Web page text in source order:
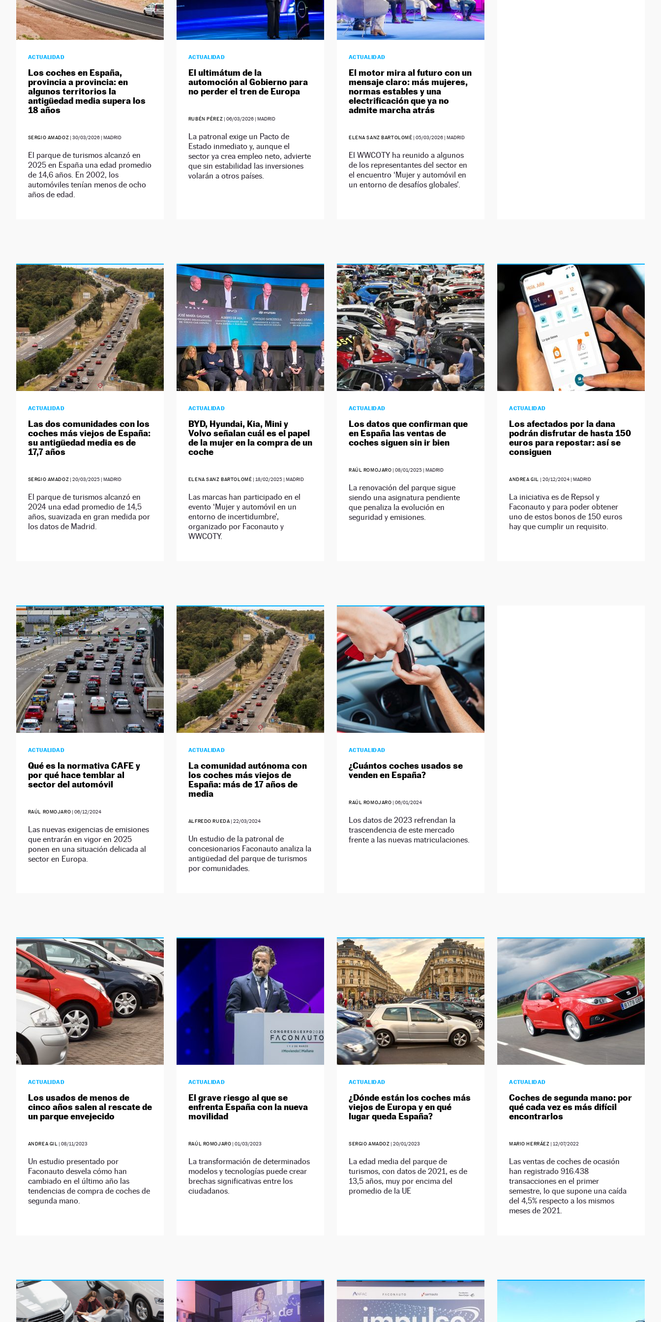
ACTUALIDAD
Los coches en España,
provincia a provincia: en
algunos territorios la
antigüedad media supera los
18 años
SERGIO AMADOZ |30/03/2026 | MADRID
El parque de turismos alcanzó en
2025 en España una edad promedio
de 14,6 años. En 2002, los
automóviles tenían menos de ocho
años de edad.
ACTUALIDAD
El ultimátum de la
automoción al Gobierno para
no perder el tren de Europa
RUBÉN PÉREZ |06/03/2026 | MADRID
La patronal exige un Pacto de
Estado inmediato y, aunque el
sector ya crea empleo neto, advierte
que sin estabilidad las inversiones
volarán a otros países.
ACTUALIDAD
El motor mira al futuro con un
mensaje claro: más mujeres,
normas estables y una
electrificación que ya no
admite marcha atrás
ELENA SANZ BARTOLOMÉ |05/03/2026 | MADRID
El WWCOTY ha reunido a algunos
de los representantes del sector en
el encuentro ‘Mujer y automóvil en
un entorno de desafíos globales’.
ACTUALIDAD
Las dos comunidades con los
coches más viejos de España:
su antigüedad media es de
17,7 años
SERGIO AMADOZ |20/03/2025 | MADRID
El parque de turismos alcanzó en
2024 una edad promedio de 14,5
años, suavizada en gran medida por
los datos de Madrid.
ACTUALIDAD
BYD, Hyundai, Kia, Mini y
Volvo señalan cuál es el papel
de la mujer en la compra de un
coche
ELENA SANZ BARTOLOMÉ | 18/02/2025 | MADRID
Las marcas han participado en el
evento ‘Mujer y automóvil en un
entorno de incertidumbre’,
organizado por Faconauto y
WWCOTY.
ACTUALIDAD
Los datos que confirman que
en España las ventas de
coches siguen sin ir bien
RAÚL ROMOJARO |08/01/2025 | MADRID
La renovación del parque sigue
siendo una asignatura pendiente
que penaliza la evolución en
seguridad y emisiones.
ACTUALIDAD
Los afectados por la dana
podrán disfrutar de hasta 150
euros para repostar: así se
consiguen
ANDREA GIL | 20/12/2024| MADRID
La iniciativa es de Repsol y
Faconauto y para poder obtener
uno de estos bonos de 150 euros
hay que cumplir un requisito.
ACTUALIDAD
Qué es la normativa CAFE y
por qué hace temblar al
sector del automóvil
RAÚL ROMOJARO |06/12/2024
Las nuevas exigencias de emisiones
que entrarán en vigor en 2025
ponen en una situación delicada al
sector en Europa.
ACTUALIDAD
La comunidad autónoma con
los coches más viejos de
España: más de 17 años de
media
ALFREDO RUEDA |22/03/2024
Un estudio de la patronal de
concesionarios Faconauto analiza la
antigüedad del parque de turismos
por comunidades.
ACTUALIDAD
¿Cuántos coches usados se
venden en España?
RAÚL ROMOJARO |06/01/2024
Los datos de 2023 refrendan la
trascendencia de este mercado
frente a las nuevas matriculaciones.
ACTUALIDAD
Los usados de menos de
cinco años salen al rescate de
un parque envejecido
ANDREA GIL |08/11/2023
Un estudio presentado por
Faconauto desvela cómo han
cambiado en el último año las
tendencias de compra de coches de
segunda mano.
ACTUALIDAD
El grave riesgo al que se
enfrenta España con la nueva
movilidad
RAÚL ROMOJARO |01/03/2023
La transformación de determinados
modelos y tecnologías puede crear
brechas significativas entre los
ciudadanos.
ACTUALIDAD
¿Dónde están los coches más
viejos de Europa y en qué
lugar queda España?
SERGIO AMADOZ |20/01/2023
La edad media del parque de
turismos, con datos de 2021, es de
13,5 años, muy por encima del
promedio de la UE
ACTUALIDAD
Coches de segunda mano: por
qué cada vez es más difícil
encontrarlos
MARIO HERRÁEZ | 12/07/2022
Las ventas de coches de ocasión
han registrado 916.438
transacciones en el primer
semestre, lo que supone una caída
del 4,5% respecto a los mismos
meses de 2021.